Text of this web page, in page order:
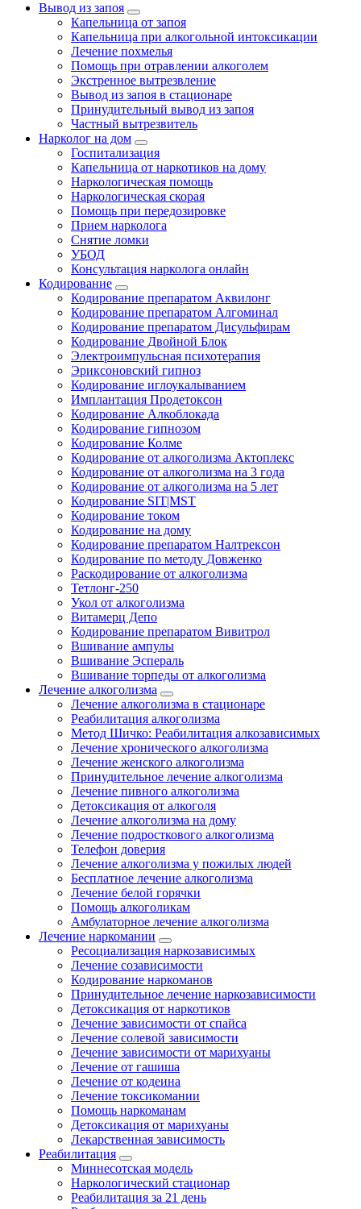
Вывод из запоя
Капельница от запоя
Капельница при алкогольной интоксикации
Лечение похмелья
Помощь при отравлении алкоголем
Экстренное вытрезвление
Вывод из запоя в стационаре
Принудительный вывод из запоя
Частный вытрезвитель
Нарколог на дом
Госпитализация
Капельница от наркотиков на дому
Наркологическая помощь
Наркологическая скорая
Помощь при передозировке
Прием нарколога
Снятие ломки
УБОД
Консультация нарколога онлайн
Кодирование
Кодирование препаратом Аквилонг
Кодирование препаратом Алгоминал
Кодирование препаратом Дисульфирам
Кодирование Двойной Блок
Электроимпульсная психотерапия
Эриксоновский гипноз
Кодирование иглоукалыванием
Имплантация Продетоксон
Кодирование Алкоблокада
Кодирование гипнозом
Кодирование Колме
Кодирование от алкоголизма Актоплекс
Кодирование от алкоголизма на 3 года
Кодирование от алкоголизма на 5 лет
Кодирование SIT|MST
Кодирование током
Кодирование на дому
Кодирование препаратом Налтрексон
Кодирование по методу Довженко
Раскодирование от алкоголизма
Тетлонг-250
Укол от алкоголизма
Витамерц Депо
Кодирование препаратом Вивитрол
Вшивание ампулы
Вшивание Эспераль
Вшивание торпеды от алкоголизма
Лечение алкоголизма
Лечение алкоголизма в стационаре
Реабилитация алкоголизма
Метод Шичко: Реабилитация алкозависимых
Лечение хронического алкоголизма
Лечение женского алкоголизма
Принудительное лечение алкоголизма
Лечение пивного алкоголизма
Детоксикация от алкоголя
Лечение алкоголизма на дому
Лечение подросткового алкоголизма
Телефон доверия
Лечение алкоголизма у пожилых людей
Бесплатное лечение алкоголизма
Лечение белой горячки
Помощь алкоголикам
Амбулаторное лечение алкоголизма
Лечение наркомании
Ресоциализация наркозависимых
Лечение созависимости
Кодирование наркоманов
Принудительное лечение наркозависимости
Детоксикация от наркотиков
Лечение зависимости от спайса
Лечение солевой зависимости
Лечение зависимости от марихуаны
Лечение от гашиша
Лечение от кодеина
Лечение токсикомании
Помощь наркоманам
Детоксикация от марихуаны
Лекарственная зависимость
Реабилитация
Миннесотская модель
Наркологический стационар
Реабилитация за 21 день